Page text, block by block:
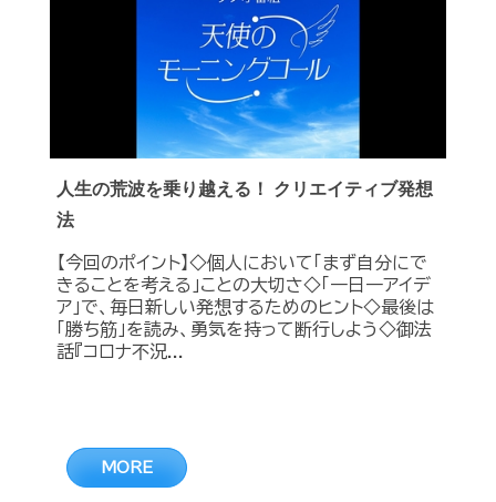
人生の荒波を乗り越える！ クリエイティブ発想
法
【今回のポイント】◇個人において「まず自分にで
きることを考える」ことの大切さ◇「一日一アイデ
ア」で、毎日新しい発想するためのヒント◇最後は
「勝ち筋」を読み、勇気を持って断行しよう◇御法
話『コロナ不況...
MORE